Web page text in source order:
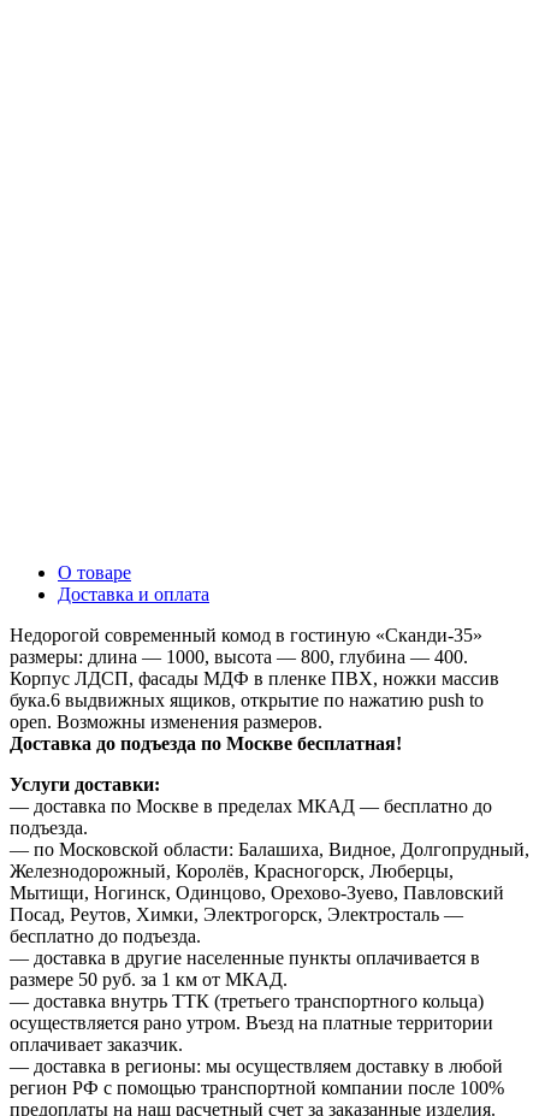
О товаре
Доставка и оплата
Недорогой современный комод в гостиную «Сканди-35»
размеры: длина — 1000, высота — 800, глубина — 400.
Корпус ЛДСП, фасады МДФ в пленке ПВХ, ножки массив
бука.6 выдвижных ящиков, открытие по нажатию push to
open. Возможны изменения размеров.
Доставка до подъезда по Москве бесплатная!
Услуги доставки:
— доставка по Москве в пределах МКАД — бесплатно до
подъезда.
— по Московской области: Балашиха, Видное, Долгопрудный,
Железнодорожный, Королёв, Красногорск, Люберцы,
Мытищи, Ногинск, Одинцово, Орехово-Зуево, Павловский
Посад, Реутов, Химки, Электрогорск, Электросталь —
бесплатно до подъезда.
— доставка в другие населенные пункты оплачивается в
размере 50 руб. за 1 км от МКАД.
— доставка внутрь ТТК (третьего транспортного кольца)
осуществляется рано утром. Въезд на платные территории
оплачивает заказчик.
— доставка в регионы: мы осуществляем доставку в любой
регион РФ с помощью транспортной компании после 100%
предоплаты на наш расчетный счет за заказанные изделия.